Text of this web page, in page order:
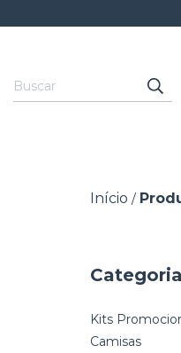
Início /
Kits
Camisas